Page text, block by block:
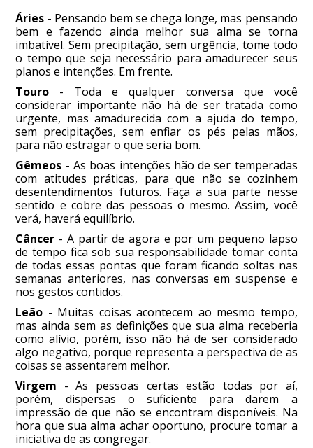
Áries - Pensando bem se chega longe, mas pensando
bem e fazendo ainda melhor sua alma se torna
imbatível. Sem precipitação, sem urgência, tome todo
o tempo que seja necessário para amadurecer seus
planos e intenções. Em frente.
Touro - Toda e qualquer conversa que você
considerar importante não há de ser tratada como
urgente, mas amadurecida com a ajuda do tempo,
sem precipitações, sem enfiar os pés pelas mãos,
para não estragar o que seria bom.
Gêmeos - As boas intenções hão de ser temperadas
com atitudes práticas, para que não se cozinhem
desentendimentos futuros. Faça a sua parte nesse
sentido e cobre das pessoas o mesmo. Assim, você
verá, haverá equilíbrio.
Câncer - A partir de agora e por um pequeno lapso
de tempo fica sob sua responsabilidade tomar conta
de todas essas pontas que foram ficando soltas nas
semanas anteriores, nas conversas em suspense e
nos gestos contidos.
Leão - Muitas coisas acontecem ao mesmo tempo,
mas ainda sem as definições que sua alma receberia
como alívio, porém, isso não há de ser considerado
algo negativo, porque representa a perspectiva de as
coisas se assentarem melhor.
Virgem - As pessoas certas estão todas por aí,
porém, dispersas o suficiente para darem a
impressão de que não se encontram disponíveis. Na
hora que sua alma achar oportuno, procure tomar a
iniciativa de as congregar.